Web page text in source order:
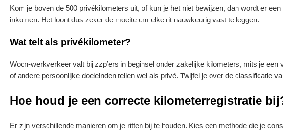
Kom je boven de 500 privékilometers uit, of kun je het niet bewijzen, dan wordt er
inkomen. Het loont dus zeker de moeite om elke rit nauwkeurig vast te leggen.
Wat telt als privékilometer?
Woon-werkverkeer valt bij zzp’ers in beginsel onder zakelijke kilometers, mits je
of andere persoonlijke doeleinden tellen wel als privé. Twijfel je over de classificatie
Hoe houd je een correcte kilometerregistratie
Er zijn verschillende manieren om je ritten bij te houden. Kies een methode die je